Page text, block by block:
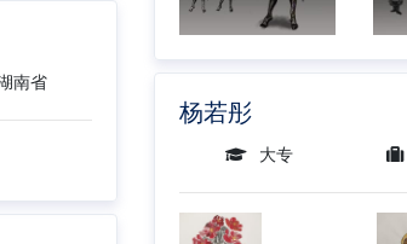
南省
杨若彤
大专